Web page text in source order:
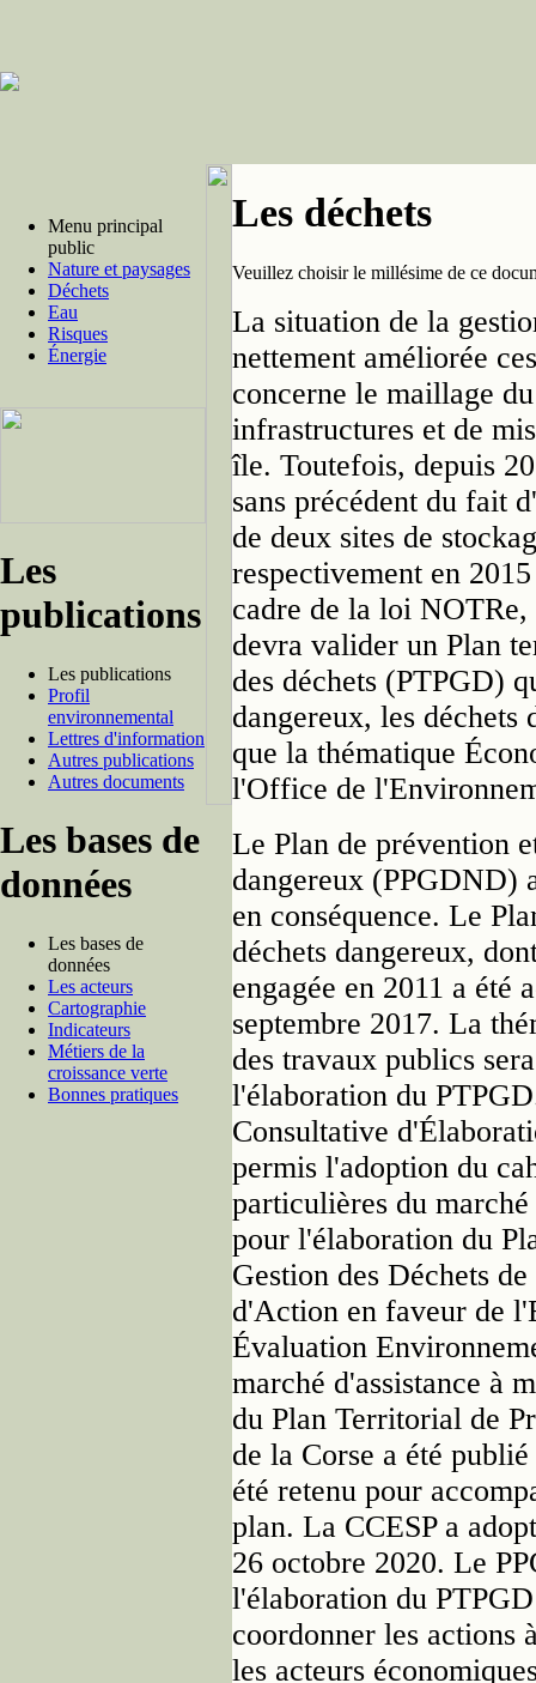
Menu principal
public
Nature et paysages
Déchets
Eau
Risques
Énergie
Les
publications
Les publications
Profil
environnemental
Lettres d'information
Autres publications
Autres documents
Les bases de
données
Les bases de
données
Les acteurs
Cartographie
Indicateurs
Métiers de la
croissance verte
Bonnes pratiques
Les déchets
Veuillez choisir le millésime de ce
La situation de la
nettement améliorée
concerne le maillage
infrastructures et de
île. Toutefois, depuis
sans précédent du fait
de deux sites de
respectivement en
cadre de la loi
devra valider un Plan
des déchets (PTPGD)
dangereux, les déchets
que la thématique
l'Office de
Le Plan de prévention
dangereux (PPGDND)
en conséquence. Le
déchets dangereux,
engagée en 2011 a été
septembre 2017. La
des travaux publics
l'élaboration du
Consultative
permis l'adoption du
particulières du
pour l'élaboration du
Gestion des Déchets
d'Action en faveur de
Évaluation
marché d'assistance à
du Plan Territorial de
de la Corse a été
été retenu pour
plan. La CCESP a
26 octobre 2020. Le
l'élaboration du
coordonner les actions
les acteurs